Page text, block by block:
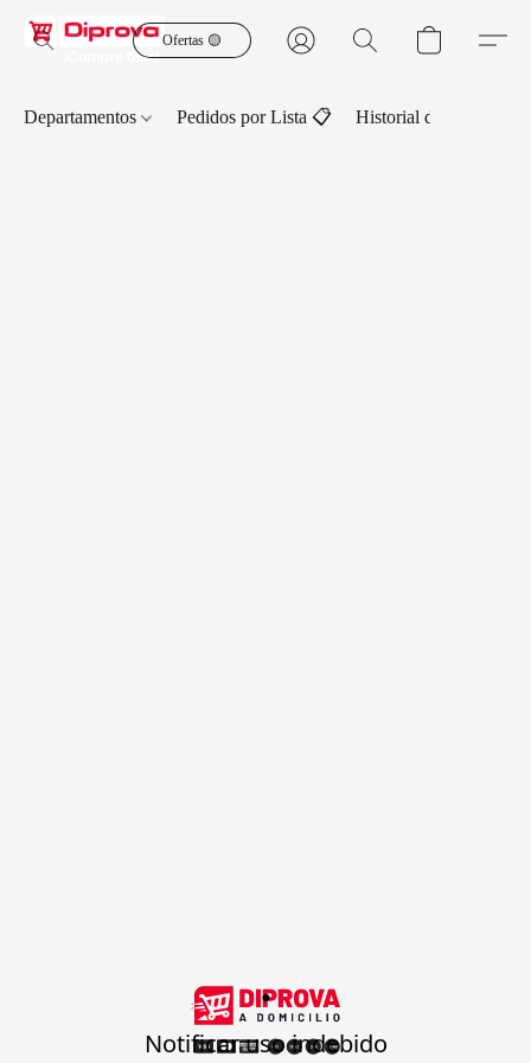
Ofertas 🟡
Departamentos Pedidos por Lista 📋 Historial de Pedidos
.
Notificar uso indebido